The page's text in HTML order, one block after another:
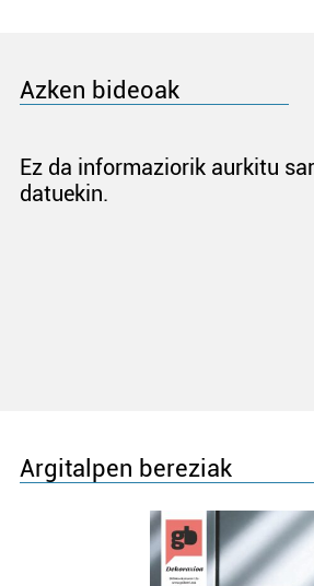
Azken bideoak
Ez da informaziorik aurkitu
datuekin.
Argitalpen bereziak